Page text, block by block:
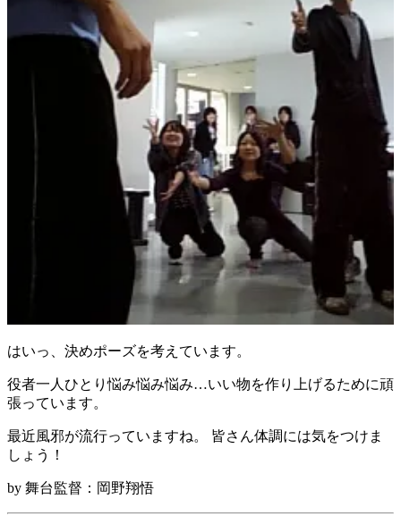
はいっ、決めポーズを考えています。
役者一人ひとり悩み悩み悩み…いい物を作り上げるために頑
張っています。
最近風邪が流行っていますね。 皆さん体調には気をつけま
しょう！
by 舞台監督：岡野翔悟